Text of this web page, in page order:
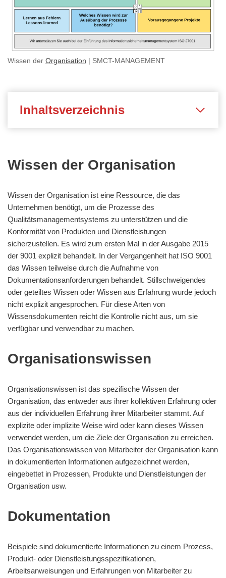
Wissen der Organisation | SMCT-MANAGEMENT
Inhaltsverzeichnis
Wissen der Organisation
Wissen der Organisation ist eine Ressource, die das
Unternehmen benötigt, um die Prozesse des
Qualitätsmanagementsystems zu unterstützen und die
Konformität von Produkten und Dienstleistungen
sicherzustellen. Es wird zum ersten Mal in der Ausgabe 2015
der 9001 explizit behandelt. In der Vergangenheit hat ISO 9001
das Wissen teilweise durch die Aufnahme von
Dokumentationsanforderungen behandelt. Stillschweigendes
oder geteiltes Wissen oder Wissen aus Erfahrung wurde jedoch
nicht explizit angesprochen. Für diese Arten von
Wissensdokumenten reicht die Kontrolle nicht aus, um sie
verfügbar und verwendbar zu machen.
Organisationswissen
Organisationswissen ist das spezifische Wissen der
Organisation, das entweder aus ihrer kollektiven Erfahrung oder
aus der individuellen Erfahrung ihrer Mitarbeiter stammt. Auf
explizite oder implizite Weise wird oder kann dieses Wissen
verwendet werden, um die Ziele der Organisation zu erreichen.
Das Organisationswissen von Mitarbeiter der Organisation kann
in dokumentierten Informationen aufgezeichnet werden,
eingebettet in Prozessen, Produkte und Dienstleistungen der
Organisation usw.
Dokumentation
Beispiele sind dokumentierte Informationen zu einem Prozess,
Produkt- oder Dienstleistungsspezifikationen,
Arbeitsanweisungen und Erfahrungen von Mitarbeiter zu